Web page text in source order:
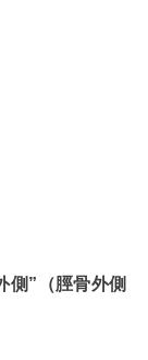
側”（脛骨外側